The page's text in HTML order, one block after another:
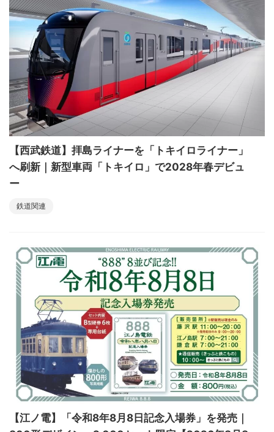
【西武鉄道】拝島ライナーを「トキイロライナー」
へ刷新｜新型車両「トキイロ」で2028年春デビュ
ー
鉄道関連
【江ノ電】「令和8年8月8日記念入場券」を発売｜